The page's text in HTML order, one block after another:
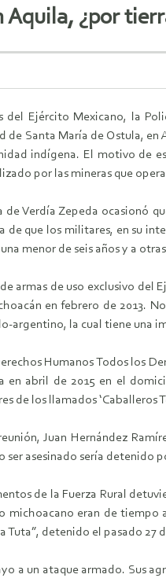
¿por
del Ejército Mexicano, la
de Santa María de Ostula,
indígena. El motivo de
por las mineras que
de Verdía Zepeda ocasionó
de que los militares, en su
menor de seis años y a
armas de uso exclusivo
en febrero de 2013.
argentino, la cual tiene una
Humanos Todos los
en abril de 2015 en el
de los llamados ‘Caballeros
Juan Hernández
ser asesinado sería detenido
de la Fuerza Rural
michoacano eran de
Tuta”, detenido el pasado
a un ataque armado. Sus